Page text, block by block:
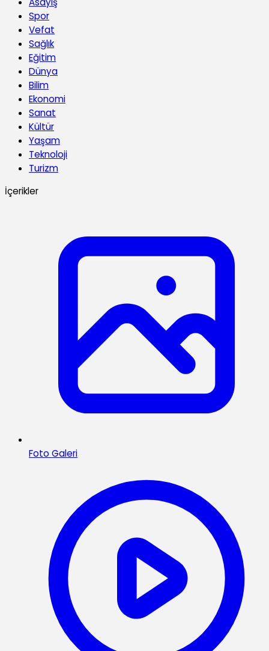
Spor
Vefat
Sağlık
Eğitim
Dünya
Bilim
Ekonomi
Sanat
Kültür
Yaşam
Teknoloji
Turizm
İçerikler
Foto Galeri